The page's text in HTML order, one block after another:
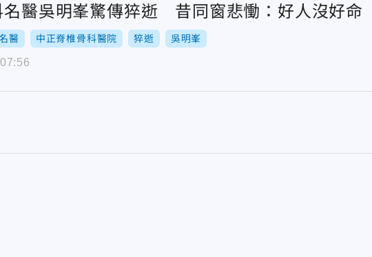
名醫吳明峯驚傳猝逝 昔同窗悲慟：好人沒好命
醫 中正脊椎骨科醫院 猝逝 吳明峯